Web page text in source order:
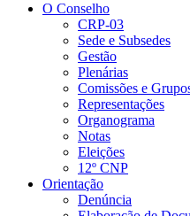
O Conselho
CRP-03
Sede e Subsedes
Gestão
Plenárias
Comissões e
Representações
Organograma
Notas
Eleições
12º CNP
Orientação
Denúncia